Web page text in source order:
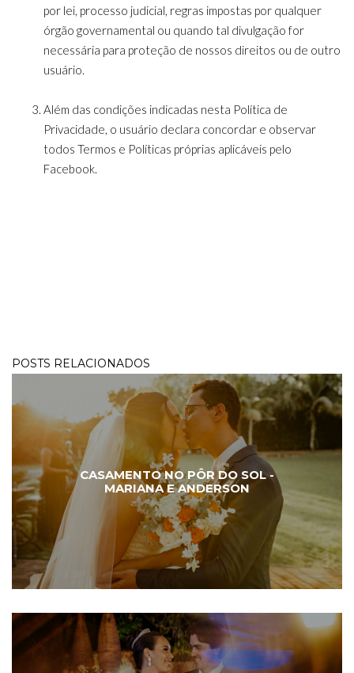
por lei, processo judicial, regras impostas por qualquer
órgão governamental ou quando tal divulgação for
necessária para proteção de nossos direitos ou de outro
usuário.
Além das condições indicadas nesta Política de
Privacidade, o usuário declara concordar e observar
todos Termos e Políticas próprias aplicáveis pelo
Facebook.
POSTS RELACIONADOS
CASAMENTO NO PÔR DO SOL -
MARIANA E ANDERSON